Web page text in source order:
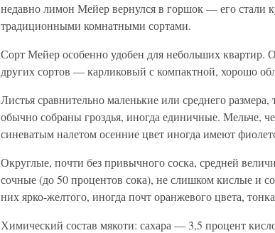
недавно лимон Мейер вернулся в горшок — его стали
традиционными комнатными сортами.
Сорт Мейер особенно удобен для небольших
других сортов — карликовый с компактной, хорошо
Листья сравнительно маленькие или среднего
обычно собраны гроздья, иногда единичные. Мельче,
синеватым налетом осенние цвет иногда имеют
Округлые, почти без привычного соска, средней
сочные (до 50 процентов сока), не слишком кислые и
них ярко-желтого, иногда почт оранжевого цвета,
Химический состав мякоти: сахара — 3,5 процент